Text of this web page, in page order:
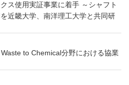
ス使用実証事業に着手 ～シャフト
近畿大学、南洋理工大学と共同研
to Chemical分野における協業